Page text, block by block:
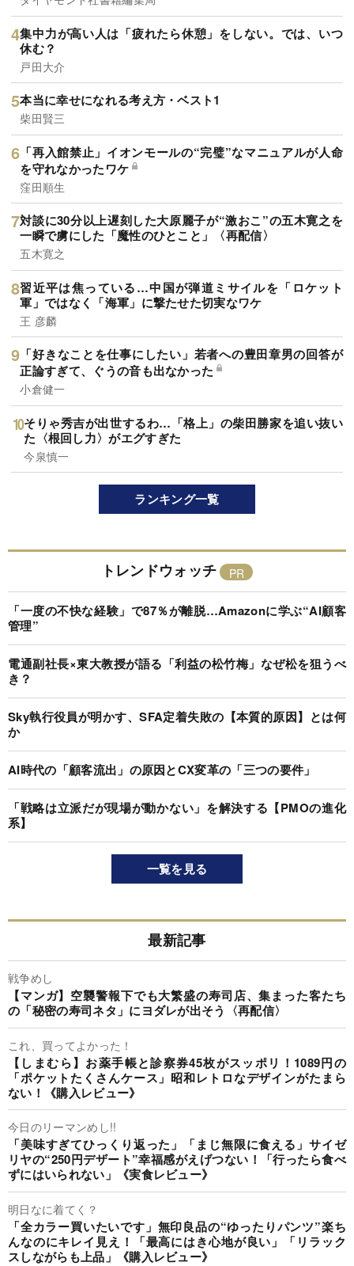
集中力が高い人は「疲れたら休憩」をしない。では、いつ
休む？
戸田大介
本当に幸せになれる考え方・ベスト1
柴田賢三
「再入館禁止」イオンモールの“完璧”なマニュアルが人命
を守れなかったワケ
窪田順生
対談に30分以上遅刻した大原麗子が“激おこ”の五木寛之を
一瞬で虜にした「魔性のひとこと」〈再配信〉
五木寛之
習近平は焦っている…中国が弾道ミサイルを「ロケット
軍」ではなく「海軍」に撃たせた切実なワケ
王 彦麟
「好きなことを仕事にしたい」若者への豊田章男の回答が
正論すぎて、ぐうの音も出なかった
小倉健一
そりゃ秀吉が出世するわ…「格上」の柴田勝家を追い抜い
た〈根回し力〉がエグすぎた
今泉慎一
ランキング一覧
トレンドウォッチ
「一度の不快な経験」で87％が離脱…Amazonに学ぶ“AI顧客
管理”
電通副社長×東大教授が語る「利益の松竹梅」なぜ松を狙うべ
き？
Sky執行役員が明かす、SFA定着失敗の【本質的原因】とは何
か
AI時代の「顧客流出」の原因とCX変革の「三つの要件」
「戦略は立派だが現場が動かない」を解決する【PMOの進化
系】
一覧を見る
最新記事
戦争めし
【マンガ】空襲警報下でも大繁盛の寿司店、集まった客たち
の「秘密の寿司ネタ」にヨダレが出そう〈再配信〉
これ、買ってよかった！
【しまむら】お薬手帳と診察券45枚がスッポリ！1089円の
「ポケットたくさんケース」昭和レトロなデザインがたまら
ない！《購入レビュー》
今日のリーマンめし!!
「美味すぎてひっくり返った」「まじ無限に食える」サイゼ
リヤの“250円デザート”幸福感がえげつない！「行ったら食べ
ずにはいられない」《実食レビュー》
明日なに着てく？
「全カラー買いたいです」無印良品の“ゆったりパンツ”楽ち
んなのにキレイ見え！「最高にはき心地が良い」「リラック
スしながらも上品」《購入レビュー》